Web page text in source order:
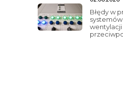
Błędy w
wentylacji